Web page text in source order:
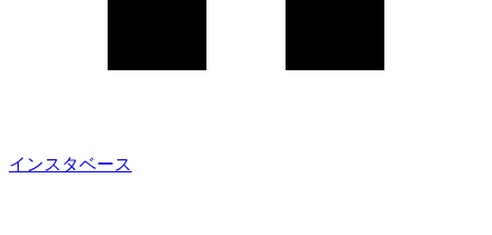
インスタベース